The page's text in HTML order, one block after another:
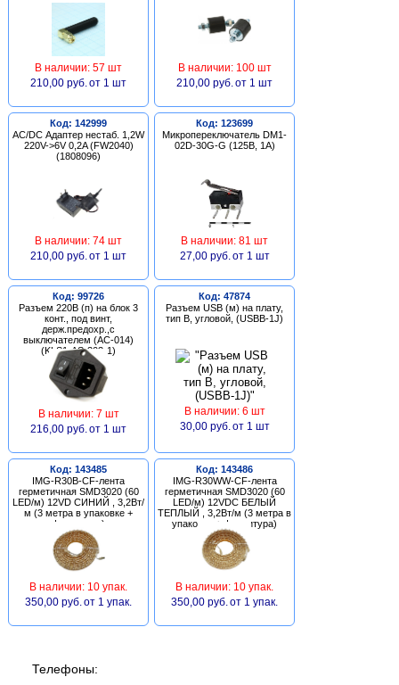
В наличии: 57 шт
210,00 руб. от 1 шт
В наличии: 100 шт
210,00 руб. от 1 шт
Код: 142999
AC/DC Адаптер нестаб. 1,2W
220V->6V 0,2A (FW2040)
(1808096)
В наличии: 74 шт
210,00 руб. от 1 шт
Код: 123699
Микропереключатель DM1-
02D-30G-G (125В, 1А)
В наличии: 81 шт
27,00 руб. от 1 шт
Код: 99726
Разъем 220В (п) на блок 3
конт., под винт,
держ.предохр.,с
выключателем (AC-014)
(KLS1-AS-303-1)
В наличии: 7 шт
216,00 руб. от 1 шт
Код: 47874
Разъем USB (м) на плату,
тип В, угловой, (USBB-1J)
В наличии: 6 шт
30,00 руб. от 1 шт
Код: 143485
IMG-R30B-CF-лента
герметичная SMD3020 (60
LED/м) 12VD СИНИЙ , 3,2Вт/
м (3 метра в упаковке +
фурнитура)
В наличии: 10 упак.
350,00 руб. от 1 упак.
Код: 143486
IMG-R30WW-CF-лента
герметичная SMD3020 (60
LED/м) 12VDC БЕЛЫЙ
ТЕПЛЫЙ , 3,2Вт/м (3 метра в
упаковке + фурнитура)
В наличии: 10 упак.
350,00 руб. от 1 упак.
Телефоны: